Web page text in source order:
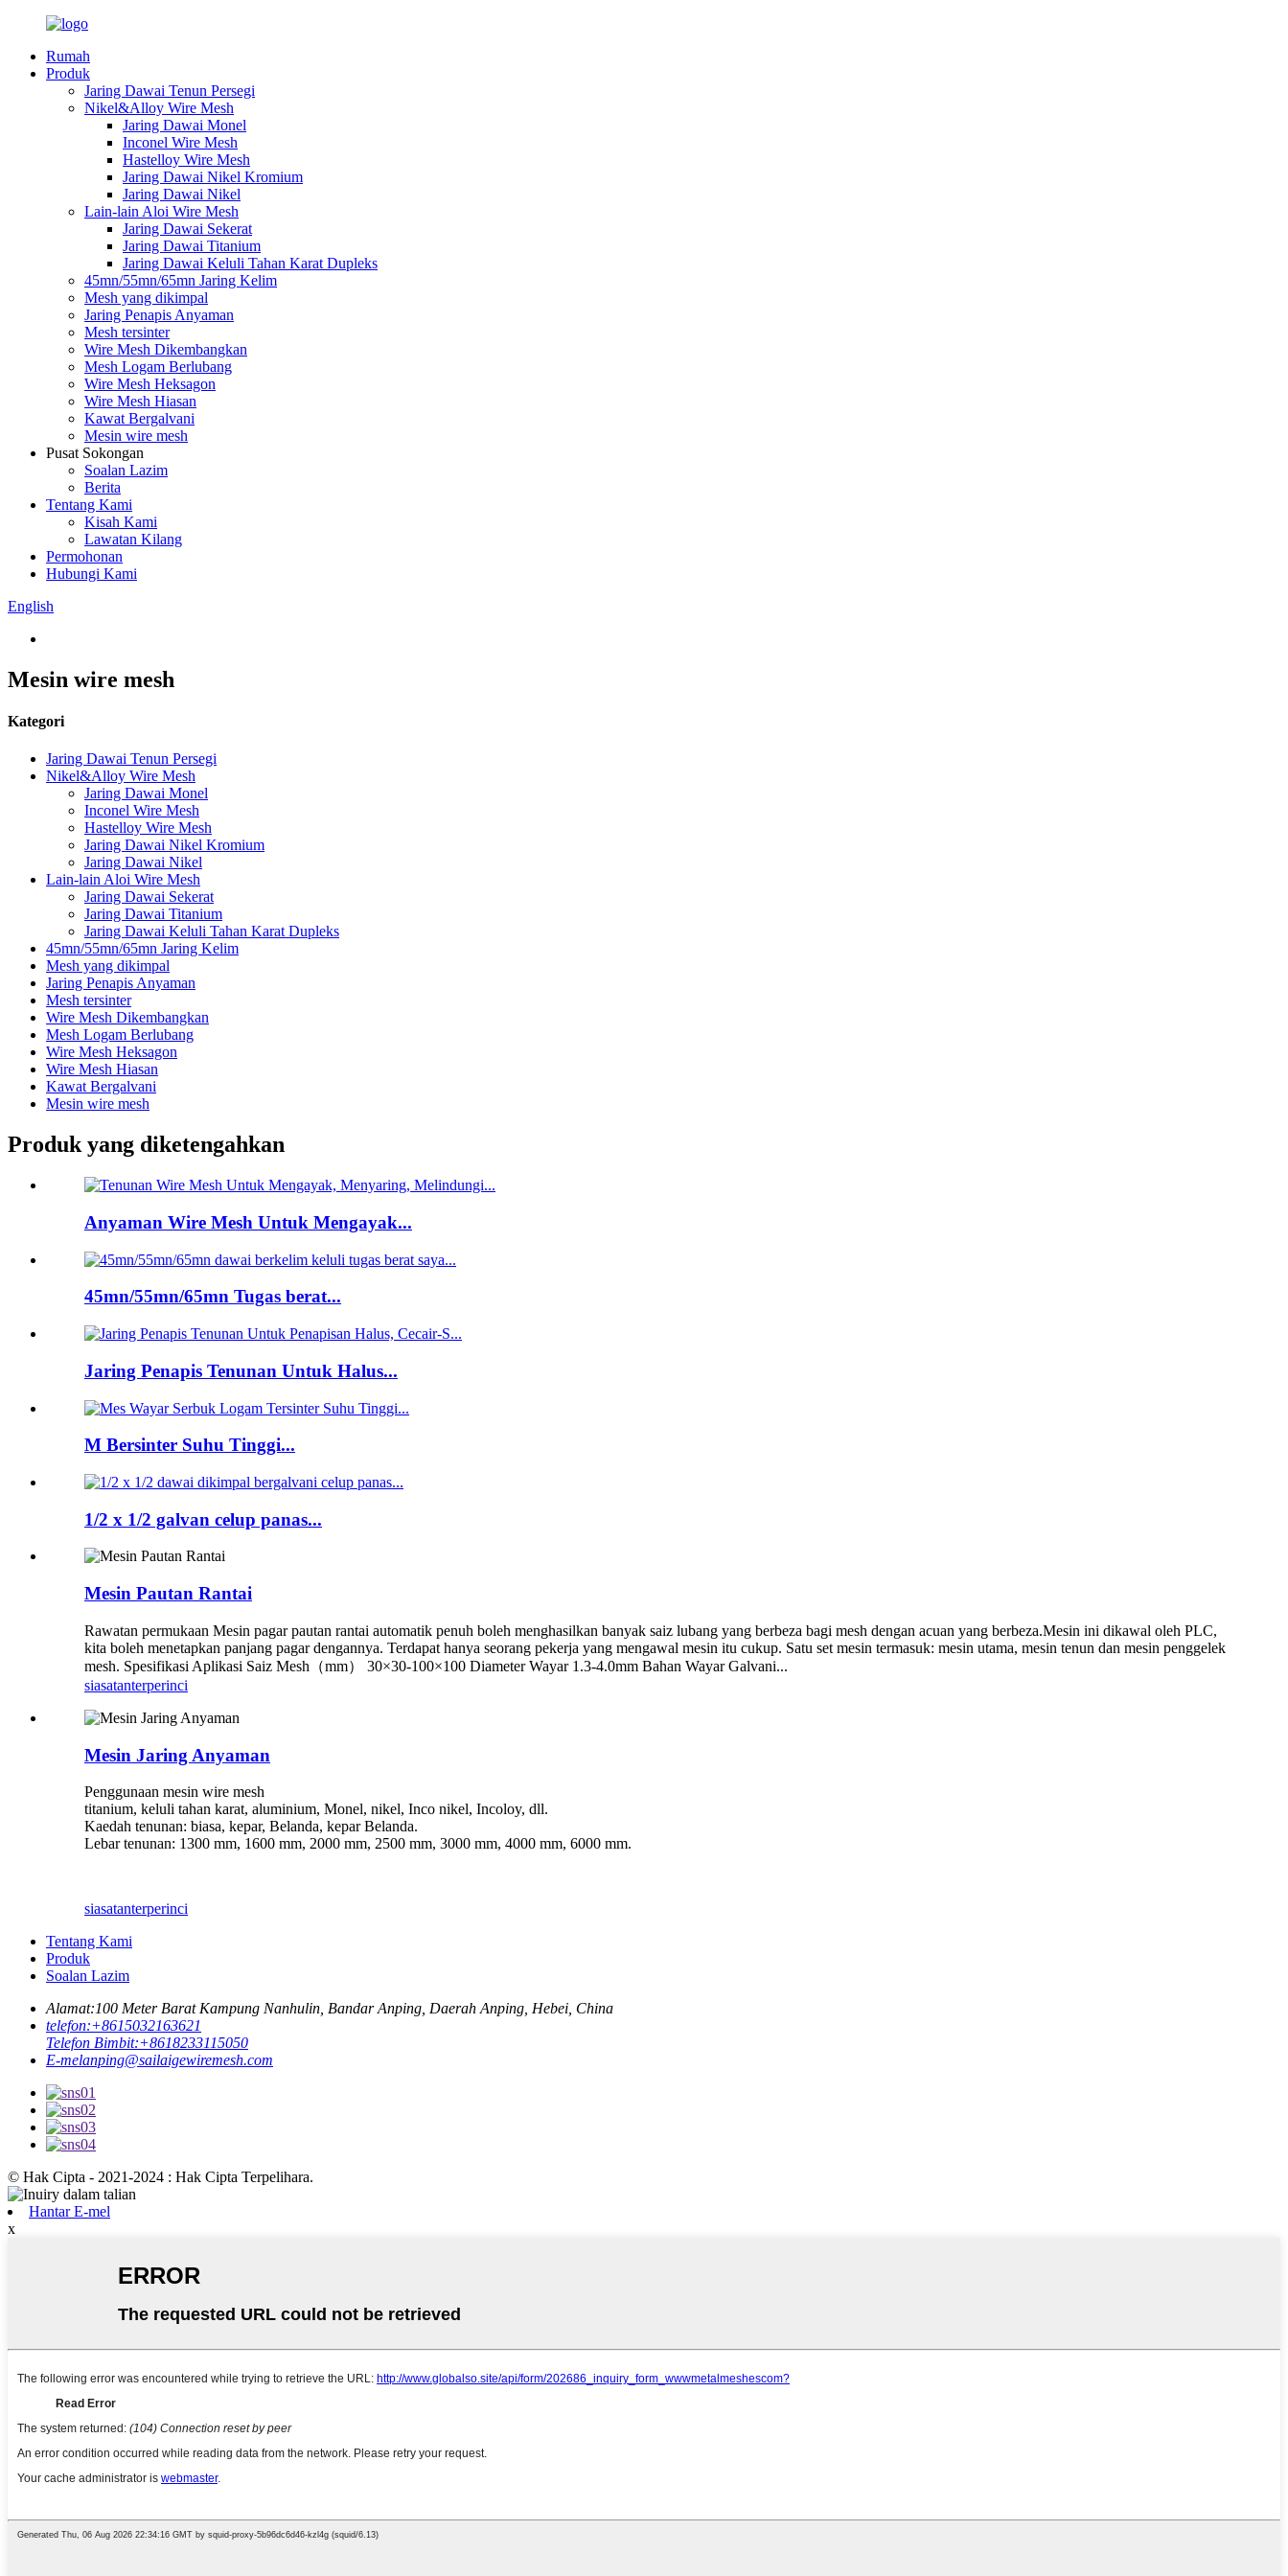
Rumah
Produk
Jaring Dawai Tenun Persegi
Nikel&Alloy Wire Mesh
Jaring Dawai Monel
Inconel Wire Mesh
Hastelloy Wire Mesh
Jaring Dawai Nikel Kromium
Jaring Dawai Nikel
Lain-lain Aloi Wire Mesh
Jaring Dawai Sekerat
Jaring Dawai Titanium
Jaring Dawai Keluli Tahan Karat Dupleks
45mn/55mn/65mn Jaring Kelim
Mesh yang dikimpal
Jaring Penapis Anyaman
Mesh tersinter
Wire Mesh Dikembangkan
Mesh Logam Berlubang
Wire Mesh Heksagon
Wire Mesh Hiasan
Kawat Bergalvani
Mesin wire mesh
Pusat Sokongan
Soalan Lazim
Berita
Tentang Kami
Kisah Kami
Lawatan Kilang
Permohonan
Hubungi Kami
English
Mesin wire mesh
Kategori
Jaring Dawai Tenun Persegi
Nikel&Alloy Wire Mesh
Jaring Dawai Monel
Inconel Wire Mesh
Hastelloy Wire Mesh
Jaring Dawai Nikel Kromium
Jaring Dawai Nikel
Lain-lain Aloi Wire Mesh
Jaring Dawai Sekerat
Jaring Dawai Titanium
Jaring Dawai Keluli Tahan Karat Dupleks
45mn/55mn/65mn Jaring Kelim
Mesh yang dikimpal
Jaring Penapis Anyaman
Mesh tersinter
Wire Mesh Dikembangkan
Mesh Logam Berlubang
Wire Mesh Heksagon
Wire Mesh Hiasan
Kawat Bergalvani
Mesin wire mesh
Produk yang diketengahkan
Anyaman Wire Mesh Untuk Mengayak...
45mn/55mn/65mn Tugas berat...
Jaring Penapis Tenunan Untuk Halus...
M Bersinter Suhu Tinggi...
1/2 x 1/2 galvan celup panas...
Mesin Pautan Rantai
Rawatan permukaan Mesin pagar pautan rantai automatik penuh boleh menghasilkan banyak saiz lubang yang berbeza bagi mesh dengan acuan yang berbeza.Mesin ini dikawal oleh PLC,
kita boleh menetapkan panjang pagar dengannya. Terdapat hanya seorang pekerja yang mengawal mesin itu cukup. Satu set mesin termasuk: mesin utama, mesin tenun dan mesin penggelek
mesh. Spesifikasi Aplikasi Saiz Mesh（mm） 30×30-100×100 Diameter Wayar 1.3-4.0mm Bahan Wayar Galvani...
siasatanterperinci
Mesin Jaring Anyaman
Penggunaan mesin wire mesh
titanium, keluli tahan karat, aluminium, Monel, nikel, Inco nikel, Incoloy, dll.
Kaedah tenunan: biasa, kepar, Belanda, kepar Belanda.
Lebar tenunan: 1300 mm, 1600 mm, 2000 mm, 2500 mm, 3000 mm, 4000 mm, 6000 mm.
siasatanterperinci
Tentang Kami
Produk
Soalan Lazim
Alamat:100 Meter Barat Kampung Nanhulin, Bandar Anping, Daerah Anping, Hebei, China
telefon:+8615032163621
Telefon Bimbit:+8618233115050
E-melanping@sailaigewiremesh.com
© Hak Cipta - 2021-2024 : Hak Cipta Terpelihara.
Hantar E-mel
x